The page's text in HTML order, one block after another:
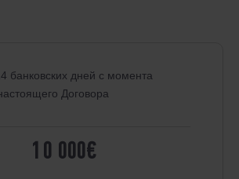
банковских дней с момента
Договора
10 000€